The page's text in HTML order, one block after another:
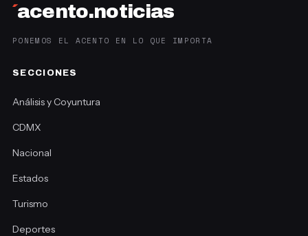
´acento.noticias
PONEMOS EL ACENTO EN LO QUE IMPORTA
SECCIONES
Análisis y Coyuntura
CDMX
Nacional
Estados
Turismo
Deportes